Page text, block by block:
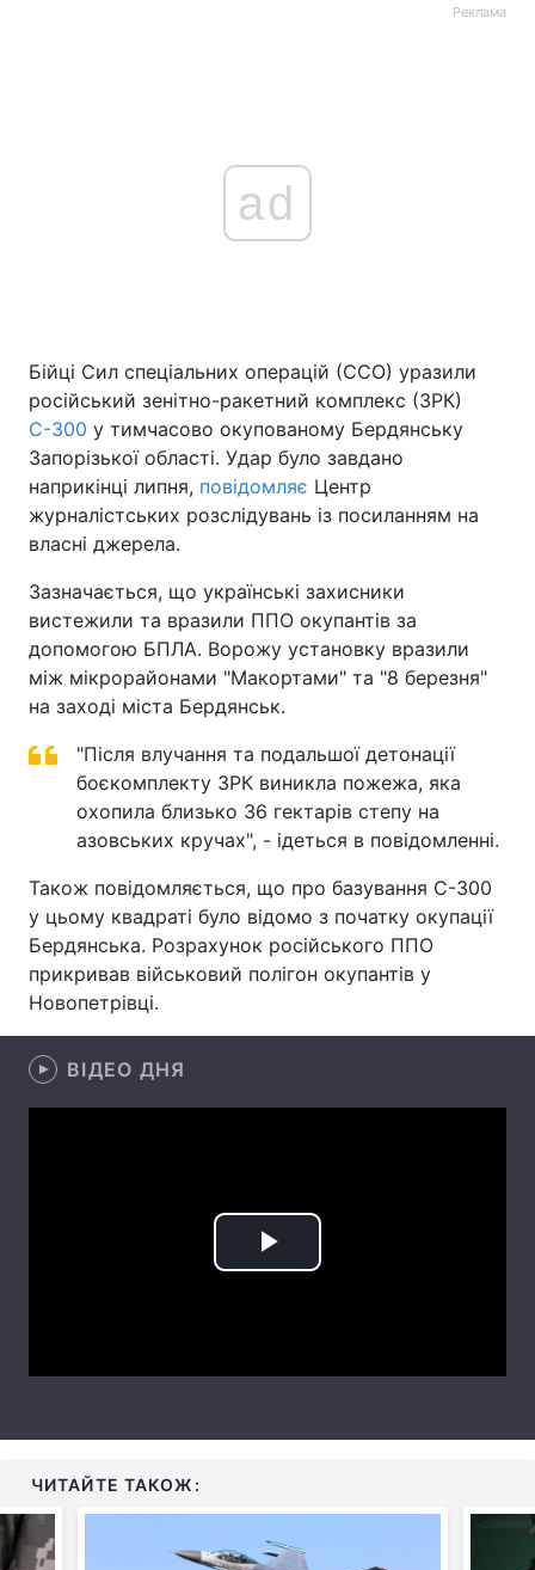
Головна Війна
Україна Політика
Економіка Світ
Спорт Наука
Зброя Інциденти
Здоров'я Туризм
Екологія Регіони
Лонгріди
Відео з Youtube Статті
Інтерв'ю Думки
Контакти
Тема оформлення
Реклама
ad
Бійці Сил спеціальних операцій (ССО) уразили
російський зенітно-ракетний комплекс (ЗРК)
С-300 у тимчасово окупованому Бердянську
Запорізької області. Удар було завдано
наприкінці липня, повідомляє Центр
журналістських розслідувань із посиланням на
власні джерела.
Зазначається, що українські захисники
вистежили та вразили ППО окупантів за
допомогою БПЛА. Ворожу установку вразили
між мікрорайонами "Макортами" та "8 березня"
на заході міста Бердянськ.
"Після влучання та подальшої детонації
боєкомплекту ЗРК виникла пожежа, яка
охопила близько 36 гектарів степу на
азовських кручах", - ідеться в повідомленні.
Також повідомляється, що про базування С-300
у цьому квадраті було відомо з початку окупації
Бердянська. Розрахунок російського ППО
прикривав військовий полігон окупантів у
Новопетрівці.
ВІДЕО ДНЯ
Play
ЧИТАЙТЕ ТАКОЖ: